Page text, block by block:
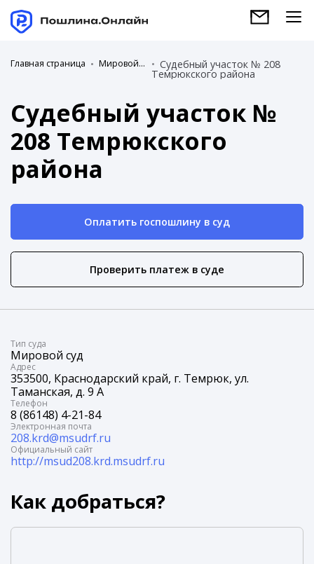
Главная страница Мировой суд Судебный участок № 208
Темрюкского района
Судебный участок №
208 Темрюкского
района
Оплатить госпошлину в суд
Проверить платеж в суде
Tип суда
Мировой суд
Адрес
353500, Краснодарский край, г. Темрюк, ул.
Таманская, д. 9 А
Телефон
8 (86148) 4-21-84
Электронная почта
208.krd@msudrf.ru
Официальный сайт
http://msud208.krd.msudrf.ru
Как добраться?